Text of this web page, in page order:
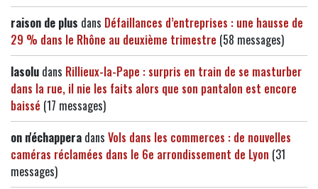
raison de plus dans Défaillances d’entreprises : une hausse de
29 % dans le Rhône au deuxième trimestre (58 messages)
lasolu dans Rillieux-la-Pape : surpris en train de se masturber
dans la rue, il nie les faits alors que son pantalon est encore
baissé (17 messages)
on n'échappera dans Vols dans les commerces : de nouvelles
caméras réclamées dans le 6e arrondissement de Lyon (31
messages)